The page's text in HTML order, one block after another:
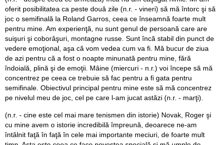
oferit posibilitatea ca peste două zile (n.r. - vineri) să mă întorc şi să
joc o semifinală la Roland Garros, ceea ce înseamnă foarte mult
pentru mine. Am experienţă, nu sunt genul de persoană care are
suişuri şi coborâşuri, montagne russe. Sunt încă stabil din punct de
vedere emoţional, aşa că vom vedea cum va fi. Mă bucur de ziua
de azi pentru că a fost o noapte minunată pentru mine, fără
îndoială, plină şi de emoţii. Mâine (miercuri - n.r.) voi începe să mă
concentrez pe ceea ce trebuie să fac pentru a fi gata pentru
semifinale. Obiectivul principal pentru mine este să mă concentrez
pe nivelul meu de joc, cel pe care l-am jucat astăzi (n.r. - marţi).
(n.r. - cine este cel mai mare tenismen din istorie) Novak, Roger şi
cu mine avem o istorie incredibilă împreună, deoarece ne-am
întâlnit faţă în faţă în cele mai importante meciuri, de foarte mult